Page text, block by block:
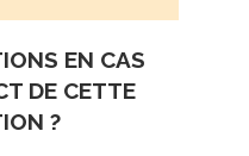
EN CAS
DE CETTE
?